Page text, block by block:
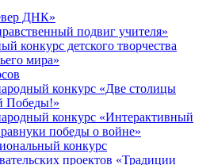
ДНК»
подвиг учителя»
конкурс детского творчества
мира»
конкурс «Две столицы
Победы!»
конкурс «Интерактивный
победы о войне»
конкурс
проектов «Традиции